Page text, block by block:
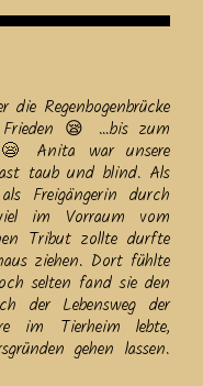
Regenbogenbrücke
😪 …bis zum
Anita war unsere
taub und blind. Als
Freigängerin durch
im Vorraum vom
Tribut zollte durfte
ziehen. Dort fühlte
selten fand sie den
der Lebensweg der
im Tierheim lebte,
gehen lassen.